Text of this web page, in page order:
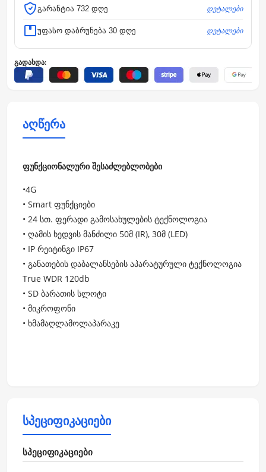
გარანტია 732 დღე დეტალები
უფასო დაბრუნება 30 დღე დეტალები
გადახდა:
აღწერა
ფუნქციონალური შესაძლებლობები
•4G
• Smart ფუნქციები
• 24 სთ. ფერადი გამოსახულების ტექნოლოგია
• ღამის ხედვის მანძილი 50მ (IR), 30მ (LED)
• IP რეიტინგი IP67
• განათების დაბალანსების აპარატურული ტექნოლოგია
True WDR 120db
• SD ბარათის სლოტი
• მიკროფონი
• ხმამაღლამოლაპარაკე
სპეციფიკაციები
სპეციფიკაციები